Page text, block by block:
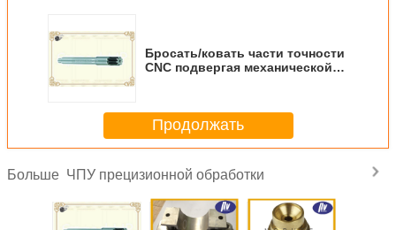
Бросать/ковать части точности
CNC подвергая механической
болтами
Продолжать
Больше ЧПУ прецизионной обработки